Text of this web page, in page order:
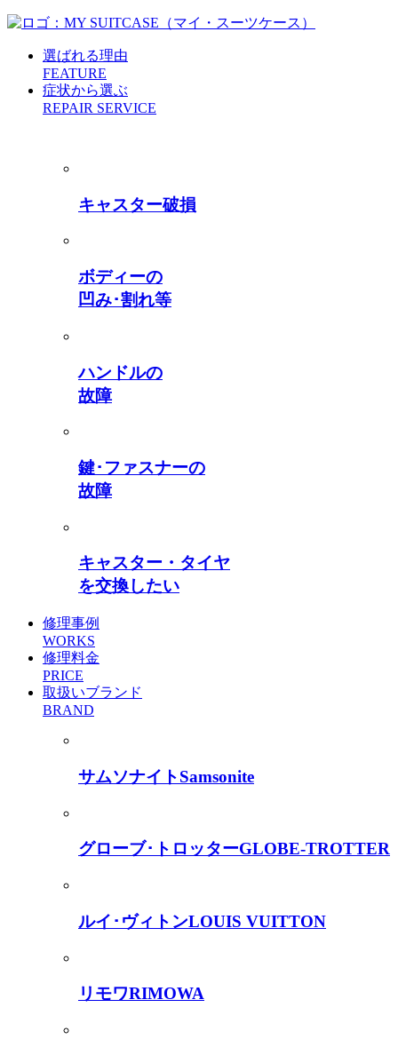
選ばれる理由
FEATURE
症状から選ぶ
REPAIR SERVICE
キャスター破損
ボディーの
凹み･割れ等
ハンドルの
故障
鍵･ファスナーの
故障
キャスター・タイヤ
を交換したい
修理事例
WORKS
修理料金
PRICE
取扱いブランド
BRAND
サムソナイトSamsonite
グローブ･トロッターGLOBE-TROTTER
ルイ･ヴィトンLOUIS VUITTON
リモワRIMOWA